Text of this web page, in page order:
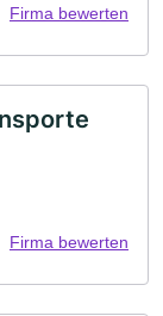
Firma bewerten
Firma bewerten